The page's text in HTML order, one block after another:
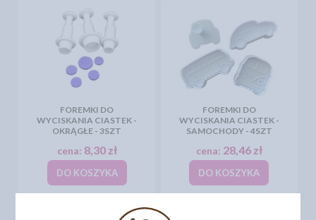
FOREMKI DO
WYCISKANIA CIASTEK -
OKRĄGŁE - 3SZT
cena: 8,30 zł
DO KOSZYKA
FOREMKI DO
WYCISKANIA CIASTEK -
SAMOCHODY - 4SZT
cena: 28,46 zł
DO KOSZYKA